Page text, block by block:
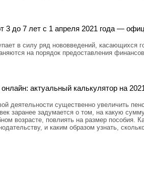
3 до 7 лет с 1 апреля 2021 года —
в силу ряд нововведений, касающихся
на порядок предоставления
актуальный калькулятор на
деятельности существенно увеличить
заранее задумается о том, на какую
возрасте, повлиять на размер пособия.
и каким образом узнать,